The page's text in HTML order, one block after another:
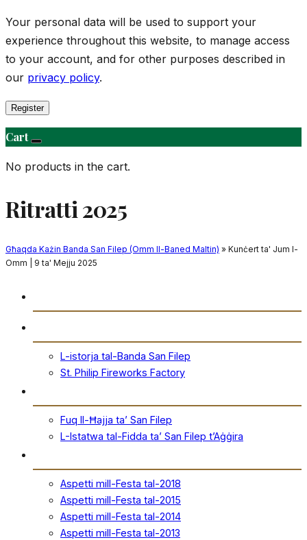
Your personal data will be used to support your
experience throughout this website, to manage access
to your account, and for other purposes described in
our privacy policy.
Register
Cart
No products in the cart.
Ritratti 2025
Għaqda Każin Banda San Filep (Omm Il-Baned Maltin) » Kunċert ta' Jum l-
Omm | 9 ta' Mejju 2025
L-istorja tal-Banda San Filep
St. Philip Fireworks Factory
Fuq Il-Ħajja ta’ San Filep
L-Istatwa tal-Fidda ta’ San Filep t’Aġġira
Aspetti mill-Festa tal-2018
Aspetti mill-Festa tal-2015
Aspetti mill-Festa tal-2014
Aspetti mill-Festa tal-2013